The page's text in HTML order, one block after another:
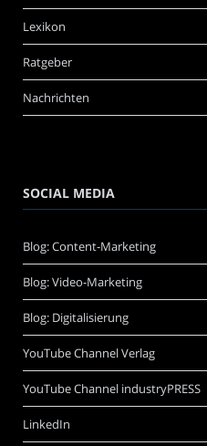
Lexikon
Ratgeber
Nachrichten
SOCIAL MEDIA
Blog: Content-Marketing
Blog: Video-Marketing
Blog: Digitalisierung
YouTube Channel Verlag
YouTube Channel industryPRESS
LinkedIn